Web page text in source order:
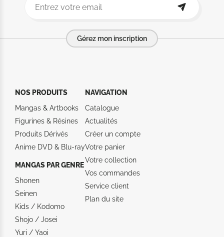
Gérez mon inscription
NOS PRODUITS
Mangas & Artbooks
Figurines & Résines
Produits Dérivés
Anime DVD & Blu‑ray
MANGAS PAR GENRE
Shonen
Seinen
Kids / Kodomo
Shojo / Josei
Yuri / Yaoi
NAVIGATION
Catalogue
Actualités
Créer un compte
Votre panier
Votre collection
Vos commandes
Service client
Plan du site